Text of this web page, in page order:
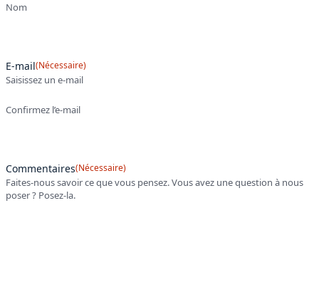
Nom
E-mail(Nécessaire)
Saisissez un e-mail
Confirmez l’e-mail
Commentaires(Nécessaire)
Faites-nous savoir ce que vous pensez. Vous avez une question à nous
poser ? Posez-la.